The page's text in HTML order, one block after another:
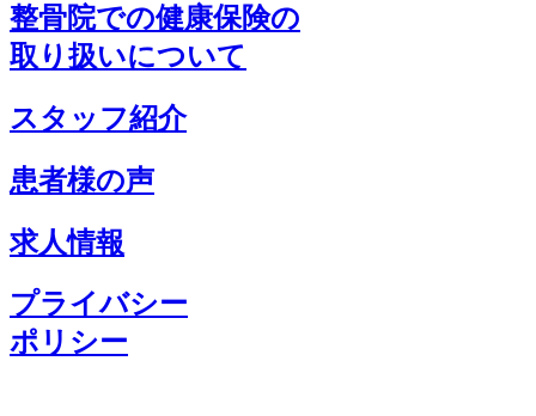
整骨院での健康保険の
取り扱いについて
スタッフ紹介
患者様の声
求人情報
プライバシー
ポリシー